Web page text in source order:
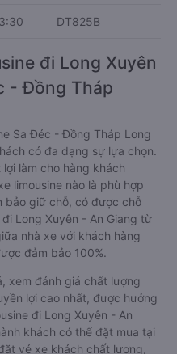
DT825B
đi Long Xuyên
- Đồng Tháp
Sa Đéc - Đồng Tháp Long
có đa dạng sự lựa chọn.
làm cho hàng khách
limousine nào là phù hợp
bảo giữ chỗ, có được chỗ
Long Xuyên - An Giang từ
nhà xe với khách hàng
đảm bảo 100%.
xem đánh giá chất lượng
lợi cao nhất, được hưởng
đi Long Xuyên - An
khách có thể đặt mua tại
vé xe khách chất lượng,